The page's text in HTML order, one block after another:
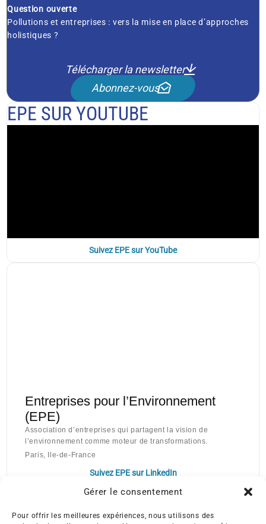
Gérer le consentement
Pour offrir les meilleures expériences, nous utilisons des
Question ouverte
Pollutions et entreprises : vers la mise en place d’approches
holistiques ?
Télécharger la newsletter
Abonnez-vous
EPE SUR YOUTUBE
Suivez EPE sur YouTube
Entreprises pour l’Environnement
(EPE)
Association d’entreprises qui partagent la vision de
l’environnement comme moteur de transformations.
Paris, Ile-de-France
Suivez EPE sur LinkedIn